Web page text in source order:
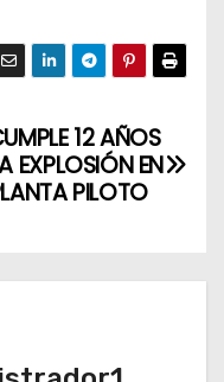
12 AÑOS
EXPLOSIÓN EN
PILOTO